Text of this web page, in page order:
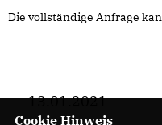
Die vollständige Anfrage
13.01.2021
Cookie Hinweis